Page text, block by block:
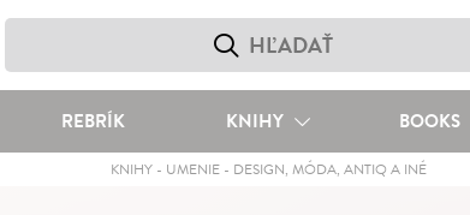
REBRÍK KNIHY BOOKS
KNIHY - UMENIE - DESIGN, MÓDA, ANTIQ A INÉ